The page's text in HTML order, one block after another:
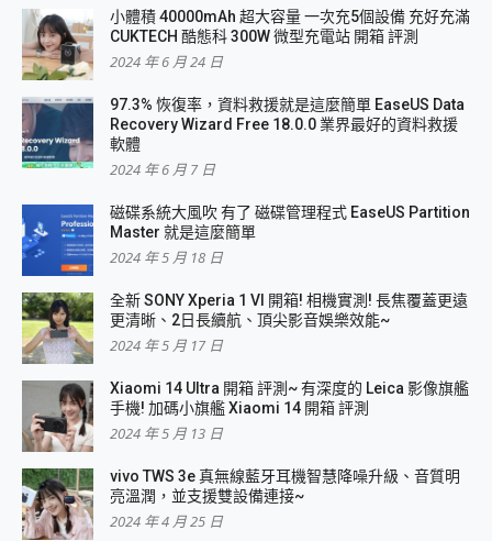
小體積 40000mAh 超大容量 一次充5個設備 充好充滿
CUKTECH 酷態科 300W 微型充電站 開箱 評測
2024 年 6 月 24 日
97.3% 恢復率，資料救援就是這麼簡單 EaseUS Data
Recovery Wizard Free 18.0.0 業界最好的資料救援
軟體
2024 年 6 月 7 日
磁碟系統大風吹 有了 磁碟管理程式 EaseUS Partition
Master 就是這麼簡單
2024 年 5 月 18 日
全新 SONY Xperia 1 VI 開箱! 相機實測! 長焦覆蓋更遠
更清晰、2日長續航、頂尖影音娛樂效能~
2024 年 5 月 17 日
Xiaomi 14 Ultra 開箱 評測~ 有深度的 Leica 影像旗艦
手機! 加碼小旗艦 Xiaomi 14 開箱 評測
2024 年 5 月 13 日
vivo TWS 3e 真無線藍牙耳機智慧降噪升級、音質明
亮溫潤，並支援雙設備連接~
2024 年 4 月 25 日